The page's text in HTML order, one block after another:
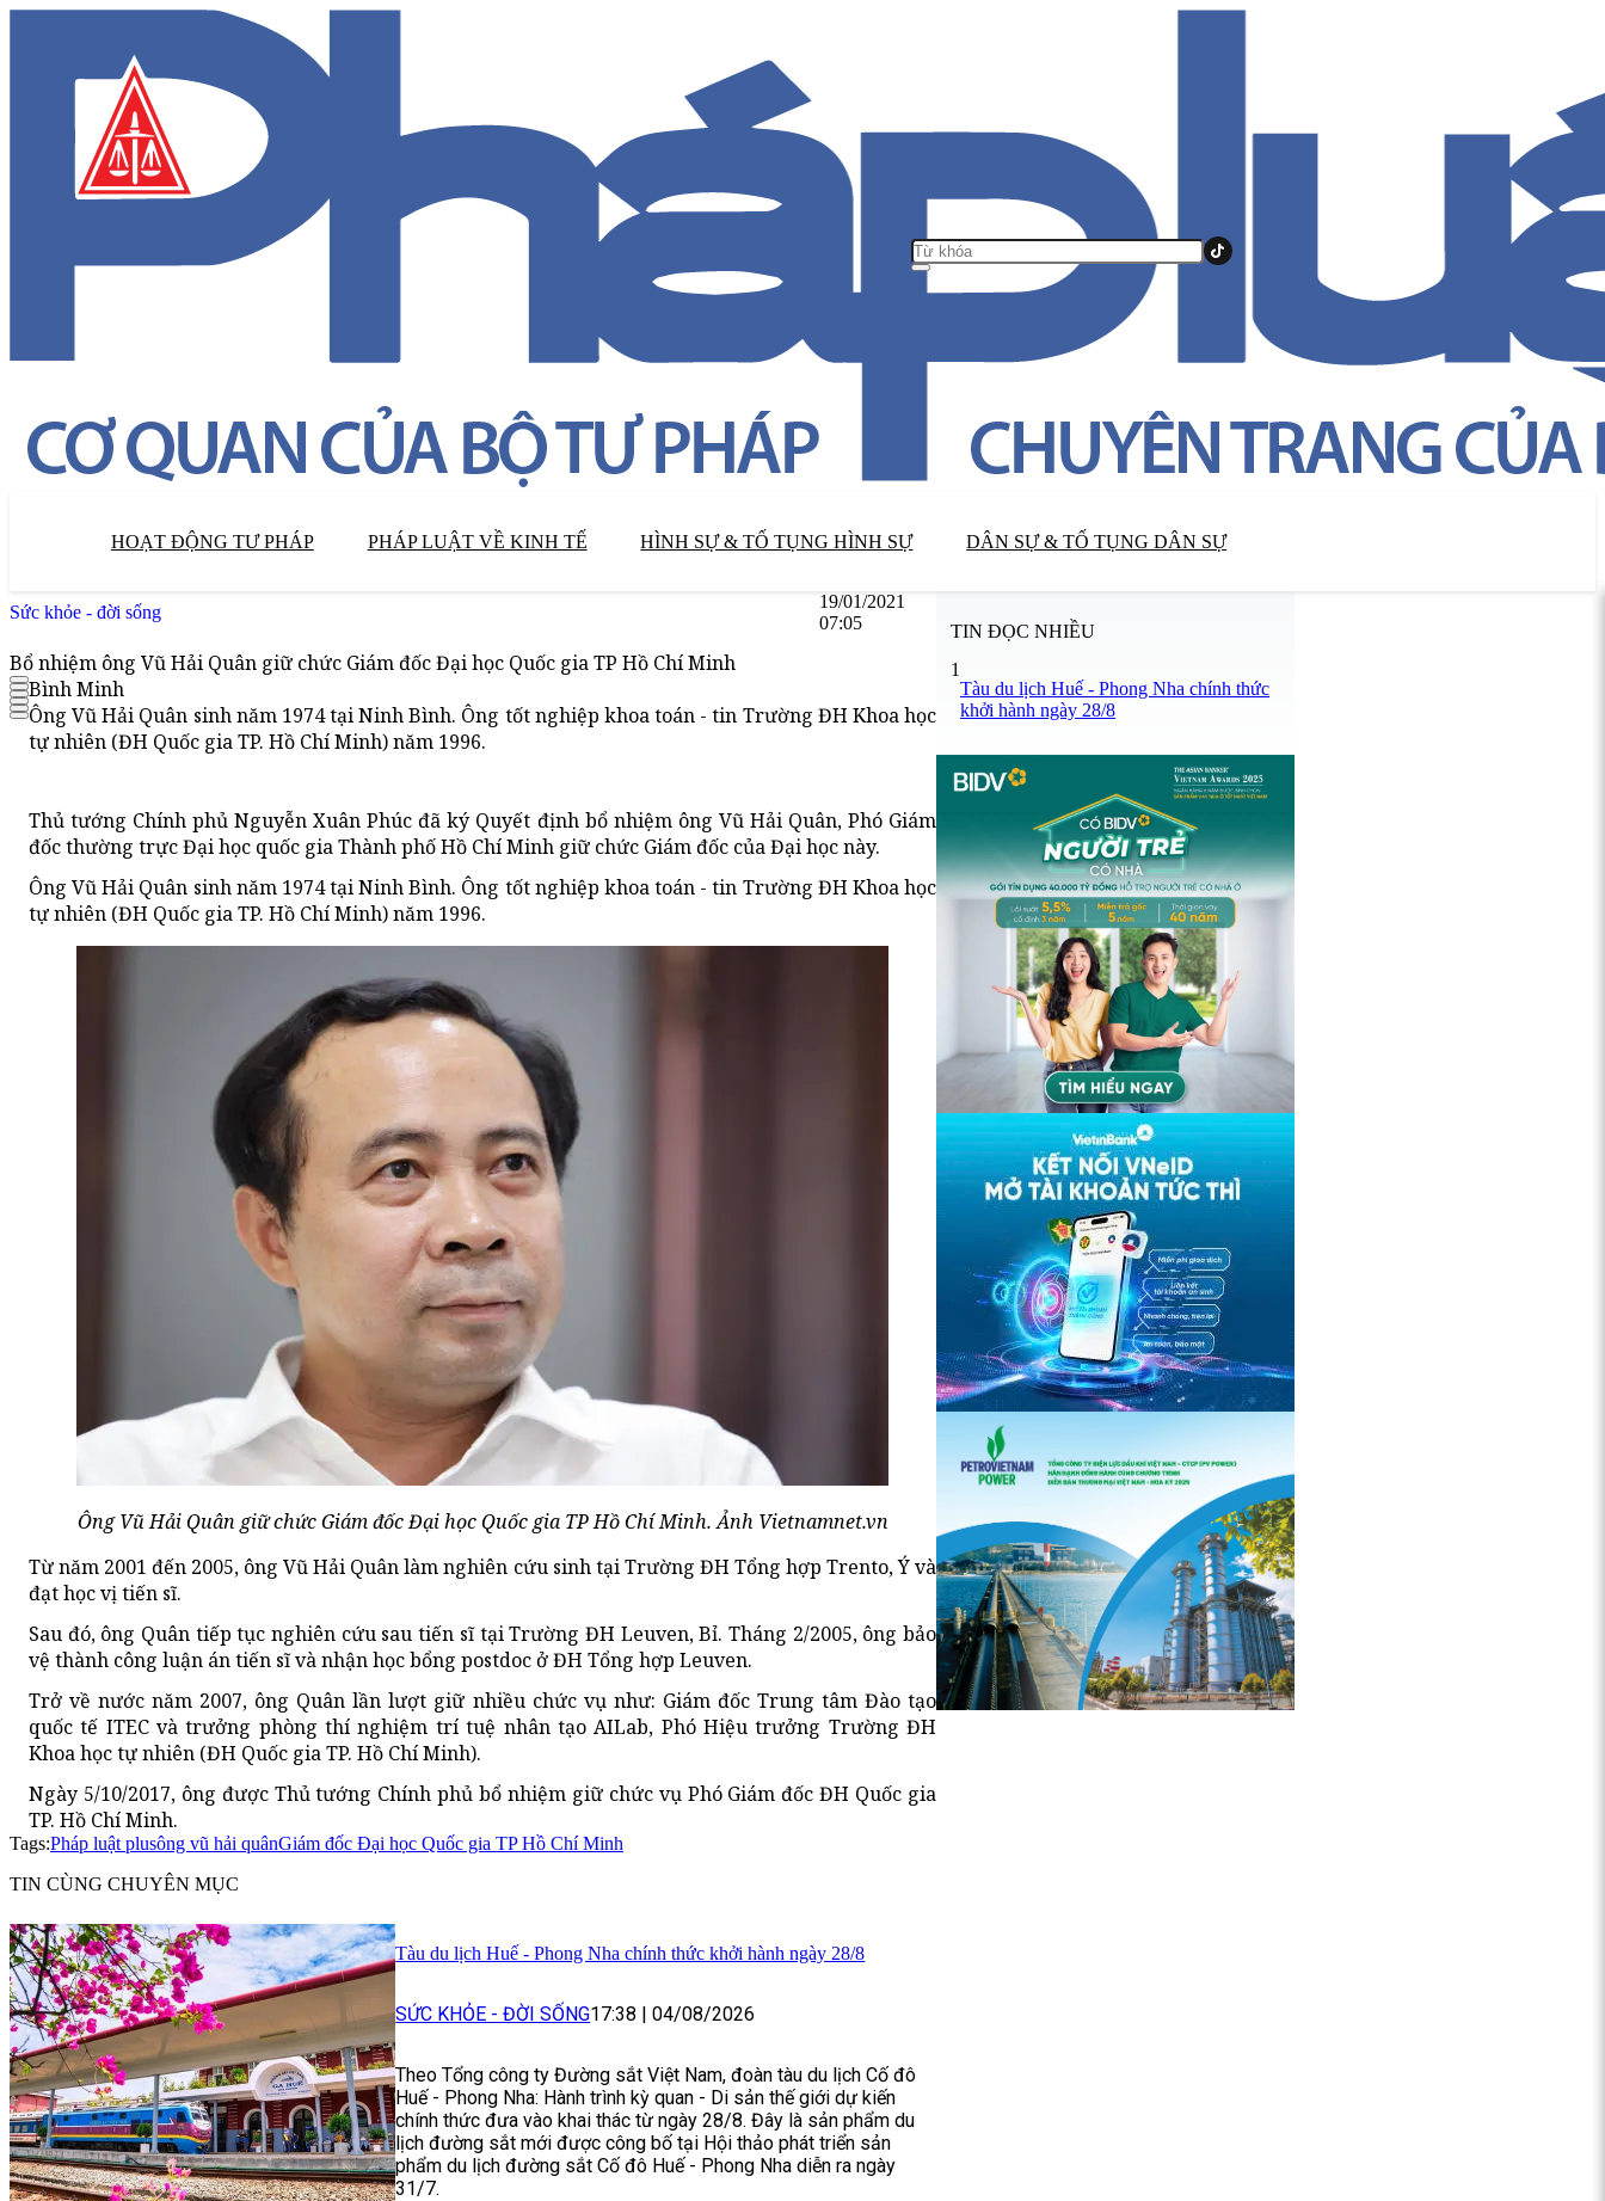
HOẠT ĐỘNG TƯ PHÁP PHÁP LUẬT VỀ KINH TẾ HÌNH SỰ & TỐ TỤNG HÌNH SỰ DÂN SỰ & TỐ TỤNG DÂN SỰ
Sức khỏe - đời sống
19/01/2021
07:05
Bổ nhiệm ông Vũ Hải Quân giữ chức Giám đốc Đại học Quốc gia TP Hồ Chí Minh
Bình Minh
Ông Vũ Hải Quân sinh năm 1974 tại Ninh Bình. Ông tốt nghiệp khoa toán - tin Trường ĐH Khoa học
tự nhiên (ĐH Quốc gia TP. Hồ Chí Minh) năm 1996.
Thủ tướng Chính phủ Nguyễn Xuân Phúc đã ký Quyết định bổ nhiệm ông Vũ Hải Quân, Phó Giám
đốc thường trực Đại học quốc gia Thành phố Hồ Chí Minh giữ chức Giám đốc của Đại học này.
Ông Vũ Hải Quân sinh năm 1974 tại Ninh Bình. Ông tốt nghiệp khoa toán - tin Trường ĐH Khoa học
tự nhiên (ĐH Quốc gia TP. Hồ Chí Minh) năm 1996.
Ông Vũ Hải Quân giữ chức Giám đốc Đại học Quốc gia TP Hồ Chí Minh. Ảnh Vietnamnet.vn
Từ năm 2001 đến 2005, ông Vũ Hải Quân làm nghiên cứu sinh tại Trường ĐH Tổng hợp Trento, Ý và
đạt học vị tiến sĩ.
Sau đó, ông Quân tiếp tục nghiên cứu sau tiến sĩ tại Trường ĐH Leuven, Bỉ. Tháng 2/2005, ông bảo
vệ thành công luận án tiến sĩ và nhận học bổng postdoc ở ĐH Tổng hợp Leuven.
Trở về nước năm 2007, ông Quân lần lượt giữ nhiều chức vụ như: Giám đốc Trung tâm Đào tạo
quốc tế ITEC và trưởng phòng thí nghiệm trí tuệ nhân tạo AILab, Phó Hiệu trưởng Trường ĐH
Khoa học tự nhiên (ĐH Quốc gia TP. Hồ Chí Minh).
Ngày 5/10/2017, ông được Thủ tướng Chính phủ bổ nhiệm giữ chức vụ Phó Giám đốc ĐH Quốc gia
TP. Hồ Chí Minh.
Tags:Pháp luật plusông vũ hải quânGiám đốc Đại học Quốc gia TP Hồ Chí Minh
TIN CÙNG CHUYÊN MỤC
Tàu du lịch Huế - Phong Nha chính thức khởi hành ngày 28/8
SỨC KHỎE - ĐỜI SỐNG17:38 | 04/08/2026
Theo Tổng công ty Đường sắt Việt Nam, đoàn tàu du lịch Cố đô
Huế - Phong Nha: Hành trình kỳ quan - Di sản thế giới dự kiến
chính thức đưa vào khai thác từ ngày 28/8. Đây là sản phẩm du
lịch đường sắt mới được công bố tại Hội thảo phát triển sản
phẩm du lịch đường sắt Cố đô Huế - Phong Nha diễn ra ngày
31/7.
TIN ĐỌC NHIỀU
1
Tàu du lịch Huế - Phong Nha chính thức
khởi hành ngày 28/8